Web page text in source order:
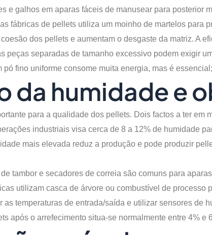
e galhos em aparas fáceis de manusear para
fábricas de pellets utiliza um moinho de martelos para
dos pellets e aumentam o desgaste da matriz. A
peças separadas de tamanho excessivo podem exigir
pó fino uniforme consome muita energia, mas é
da humidade e
para a qualidade dos pellets. Dois factos a ter em
industriais visa cerca de 8 a 12% de humidade
mais elevada reduz a produção e pode produzir
tambor e secadores de correia são comuns para
utilizam casca de árvore ou combustível de processo
as temperaturas de entrada/saída e utilizar sensores
após o arrefecimento situa-se normalmente entre 4%